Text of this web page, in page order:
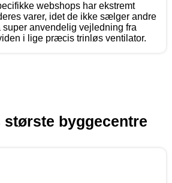
webshops har ekstremt
varer, idet de ikke sælger andre
super anvendelig vejledning fra
i lige præcis trinløs ventilator.
største byggecentre